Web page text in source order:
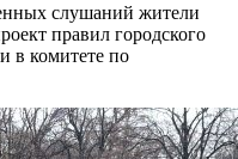
слушаний жители
правил городского
в комитете по